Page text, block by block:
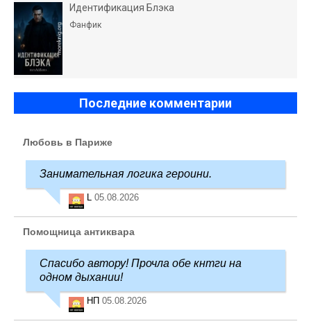
Идентификация Блэка
Фанфик
Последние комментарии
Любовь в Париже
Занимательная логика героини.
L 05.08.2026
Помощница антиквара
Спасибо автору! Прочла обе кнтги на
одном дыхании!
НП 05.08.2026